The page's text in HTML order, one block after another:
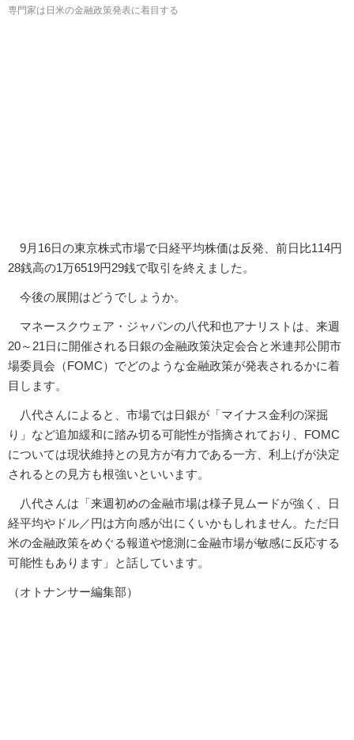
専門家は日米の金融政策発表に着目する
9月16日の東京株式市場で日経平均株価は反発、前日比114円
28銭高の1万6519円29銭で取引を終えました。
今後の展開はどうでしょうか。
マネースクウェア・ジャパンの八代和也アナリストは、来週
20～21日に開催される日銀の金融政策決定会合と米連邦公開市
場委員会（FOMC）でどのような金融政策が発表されるかに着
目します。
八代さんによると、市場では日銀が「マイナス金利の深掘
り」など追加緩和に踏み切る可能性が指摘されており、FOMC
については現状維持との見方が有力である一方、利上げが決定
されるとの見方も根強いといいます。
八代さんは「来週初めの金融市場は様子見ムードが強く、日
経平均やドル／円は方向感が出にくいかもしれません。ただ日
米の金融政策をめぐる報道や憶測に金融市場が敏感に反応する
可能性もあります」と話しています。
（オトナンサー編集部）